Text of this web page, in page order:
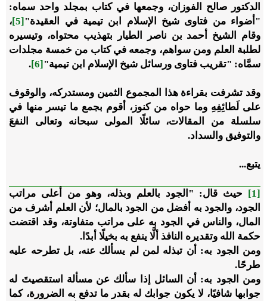
الدكتور صالح الفوزان، وجمعها في كتاب بمجلد واحد سماه:
"أضواء من فتاوى شيخ الإسلام ابن تيمية في العقيدة"[5]
،
وقام الشيخ أحمد بن ناصر الطيار بتهذيب محتواه، وتيسيره
لطلبة العلم ومن سواهم، وجمعه في كتاب من خمسة مجلدات
سمَّاه: "تقريب فتاوى ورسائل شيخ الإسلام ابن تيمية"[6]
.
وقد تشرفت بقراءة هذا المجموع الثمين ومستدركه، والوقوف
على لَطائِفِهِ وما حواه من كنوز، أقوم بجمع ما تيسر منها في
سلسلة من المقالات، سائلًا المولى سبحانه وتعالى النفعَ
والتوفيق والسداد.
يتبع...
[1]
حيث قال: "الجود بالعلم وبذله، وهو من أعلى مراتب
الجود، والجود به أفضل من الجود بالمال؛ لأن العلم أشرف من
المال، والناس في الجود به على مراتب متفاوتة، وقد اقتضت
حكمة الله وتقديره النافذ ألَّا ينفع به بخيلًا أبدًا.
ومن الجود به: أن تبذله لمن لم يسألك عنه، بل تطرحه عليه
طرحًا.
ومن الجود به: أن السائل إذا سألك عن مسألة استقصيتَ له
جوابها شافيًا، لا يكون جوابك له بقدر ما تدفع به الضرورة، كما